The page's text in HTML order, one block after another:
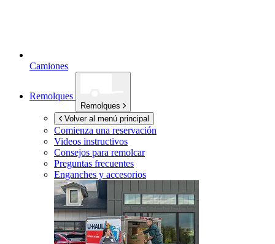
Camiones
Remolques
Remolques
Volver al menú principal
Comienza una reservación
Videos instructivos
Consejos para remolcar
Preguntas frecuentes
Enganches y accesorios